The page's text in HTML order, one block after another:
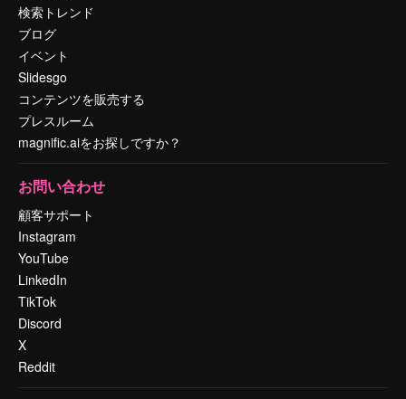
検索トレンド
ブログ
イベント
Slidesgo
コンテンツを販売する
プレスルーム
magnific.aiをお探しですか？
お問い合わせ
顧客サポート
Instagram
YouTube
LinkedIn
TikTok
Discord
X
Reddit